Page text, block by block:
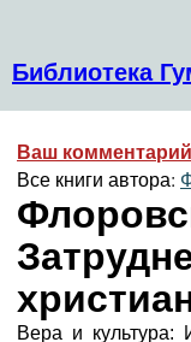
Библиотека
Ваш
Все книги автора:
Вера и культура: